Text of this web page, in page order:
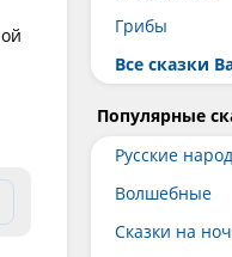
Грибы
Все сказки
Популярные
Русские
Волшебные
Сказки на